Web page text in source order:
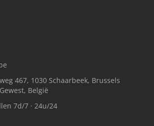
467, 1030 Schaarbeek, Brussels
België
7d/7 · 24u/24